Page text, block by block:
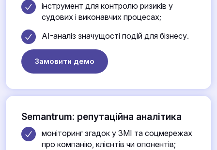
інструмент для контролю ризиків у
судових і виконавчих процесах;
AI-аналіз значущості подій для бізнесу.
Замовити демо
Semantrum: репутаційна аналітика
моніторинг згадок у ЗМІ та соцмережах
про компанію, клієнтів чи опонентів;